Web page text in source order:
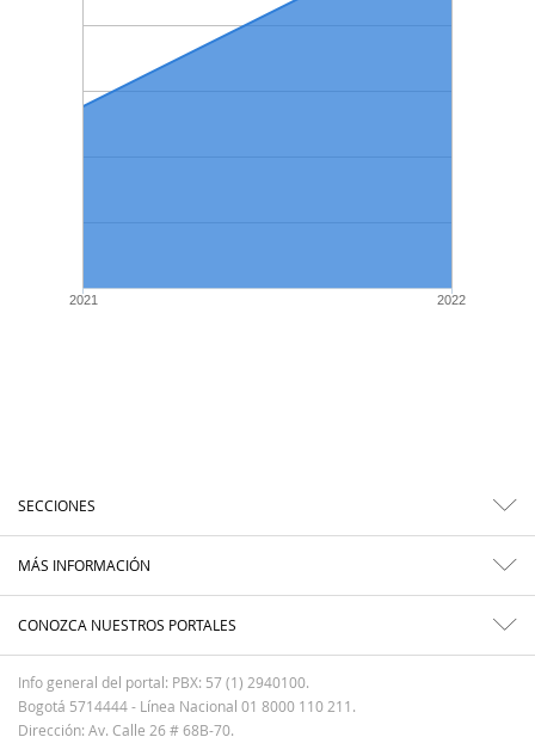
2021 2022
SECCIONES
MÁS INFORMACIÓN
CONOZCA NUESTROS PORTALES
Info general del portal: PBX: 57 (1) 2940100.
Bogotá 5714444 - Línea Nacional 01 8000 110 211.
Dirección: Av. Calle 26 # 68B-70.